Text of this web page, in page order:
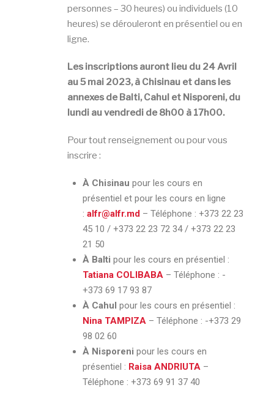
personnes – 30 heures) ou individuels (10
heures) se dérouleront en présentiel ou en
ligne.
Les inscriptions auront lieu du 24 Avril
au 5 mai 2023, à Chisinau et dans les
annexes de Balti, Cahul et Nisporeni, du
lundi au vendredi de 8h00 à 17h00.
Pour tout renseignement ou pour vous
inscrire :
À Chisinau pour les cours en
présentiel et pour les cours en ligne
: alfr@alfr.md – Téléphone : +373 22 23
45 10 / +373 22 23 72 34 / +373 22 23
21 50
À Balti pour les cours en présentiel :
Tatiana COLIBABA – Téléphone : -
+373 69 17 93 87
À Cahul pour les cours en présentiel :
Nina TAMPIZA – Téléphone : -+373 29
98 02 60
À Nisporeni pour les cours en
présentiel : Raisa ANDRIUTA –
Téléphone : +373 69 91 37 40